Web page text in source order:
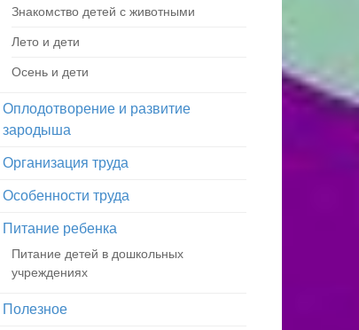
Знакомство детей с животными
Лето и дети
Осень и дети
Оплодотворение и развитие
зародыша
Организация труда
Особенности труда
Питание ребенка
Питание детей в дошкольных
учреждениях
Полезное